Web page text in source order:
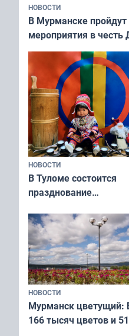
НОВОСТИ
В Мурманске пройдут
мероприятия в честь
физкультурника
НОВОСТИ
В Туломе состоится
празднование
коренных народов
НОВОСТИ
Мурманск цветущий:
166 тысяч цветов и